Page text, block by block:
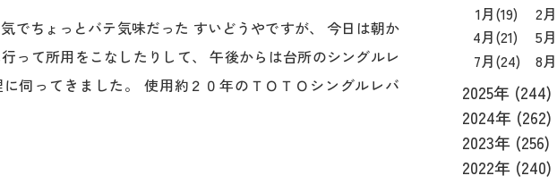
1月(19) 2月
4月(21) 5月
7月(24) 8月
2025年 (244)
2024年 (262)
2023年 (256)
2022年 (240)
でちょっとバテ気味だった すいどうやですが、 今日は朝か
って所用をこなしたりして、 午後からは台所のシングルレ
伺ってきました。 使用約２０年のＴＯＴＯシングルレバ